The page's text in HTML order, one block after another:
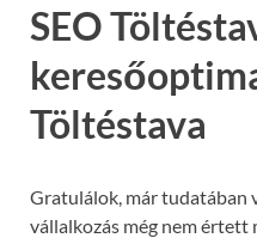
SEO
Töltéstava
Gratulálok, már tudatában
vállalkozás még nem értett